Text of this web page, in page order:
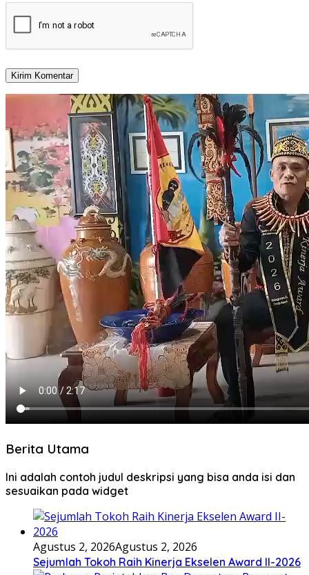
Berita Utama
Ini adalah contoh judul deskripsi yang bisa anda isi dan
sesuaikan pada widget
Agustus 2, 2026Agustus 2, 2026
Sejumlah Tokoh Raih Kinerja Ekselen Award II-2026